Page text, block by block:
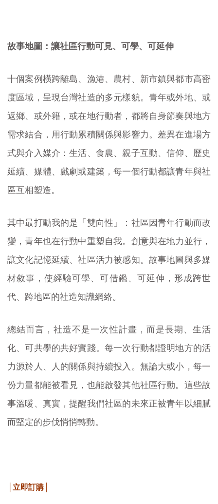
故事地圖：讓社區行動可見、可學、可延伸
十個案例橫跨離島、漁港、農村、新市鎮與都市高密
度區域，呈現台灣社造的多元樣貌。青年或外地、或
返鄉、或外籍，或在地行動者，都將自身節奏與地方
需求結合，用行動累積關係與影響力。差異在進場方
式與介入媒介：生活、食農、親子互動、信仰、歷史
延續、媒體、戲劇或建築，每一個行動都讓青年與社
區互相塑造。
其中最打動我的是「雙向性」：社區因青年行動而改
變，青年也在行動中重塑自我。創意與在地力並行，
讓文化記憶延續、社區活力被感知。故事地圖與多媒
材敘事，使經驗可學、可借鑑、可延伸，形成跨世
代、跨地區的社造知識網絡。
總結而言，社造不是一次性計畫，而是長期、生活
化、可共學的共好實踐。每一次行動都證明地方的活
力源於人、人的關係與持續投入。無論大或小，每一
份力量都能被看見，也能啟發其他社區行動。這些故
事溫暖、真實，提醒我們社區的未來正被青年以細膩
而堅定的步伐悄悄轉動。
│立即訂購│